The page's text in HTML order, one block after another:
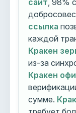
ссылка
каждой
Кракен
из-за
Кракен
сумме.